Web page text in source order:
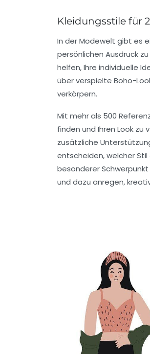
Kleidungsstile für
In der Modewelt gibt es
persönlichen Ausdruck
helfen, Ihre individuelle
über verspielte Boho-
verkörpern.
Mit mehr als 500
finden und Ihren Look zu
zusätzliche
entscheiden, welcher
besonderer
und dazu anregen,